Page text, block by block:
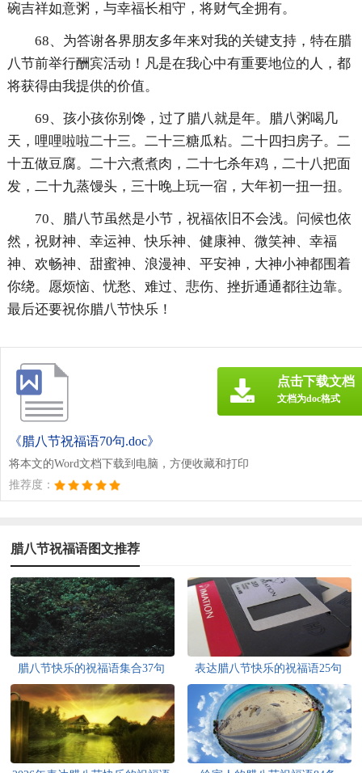
碗吉祥如意粥，与幸福长相守，将财气全拥有。
68、为答谢各界朋友多年来对我的关键支持，特在腊
八节前举行酬宾活动！凡是在我心中有重要地位的人，都
将获得由我提供的价值。
69、孩小孩你别馋，过了腊八就是年。腊八粥喝几
天，哩哩啦啦二十三。二十三糖瓜粘。二十四扫房子。二
十五做豆腐。二十六煮煮肉，二十七杀年鸡，二十八把面
发，二十九蒸馒头，三十晚上玩一宿，大年初一扭一扭。
70、腊八节虽然是小节，祝福依旧不会浅。问候也依
然，祝财神、幸运神、快乐神、健康神、微笑神、幸福
神、欢畅神、甜蜜神、浪漫神、平安神，大神小神都围着
你绕。愿烦恼、忧愁、难过、悲伤、挫折通通都往边靠。
最后还要祝你腊八节快乐！
《腊八节祝福语70句.doc》
将本文的Word文档下载到电脑，方便收藏和打印
推荐度：
点击下载文档
文档为doc格式
腊八节祝福语图文推荐
腊八节快乐的祝福语集合37句 表达腊八节快乐的祝福语25句